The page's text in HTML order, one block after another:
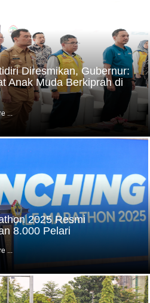
Diresmikan, Gubernur:
Anak Muda Berkiprah di
...
2025 Resmi
8.000 Pelari
...